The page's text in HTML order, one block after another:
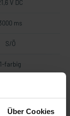
Über Cookies
V DC
ms
S/Ö
1-farbig